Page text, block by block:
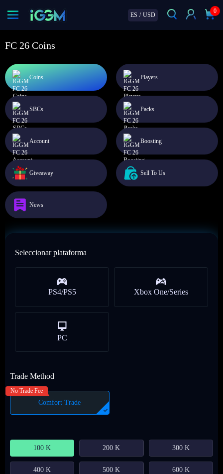
ES / USD
0
FC 26 Coins
Coins Players
SBCs Packs
Account Boosting
Giveaway Sell To Us
News
Seleccionar plataforma
PS4/PS5 Xbox One/Series
PC
Trade Method
Comfort Trade
No Trade Fee
100 K 200 K 300 K
400 K 500 K 600 K